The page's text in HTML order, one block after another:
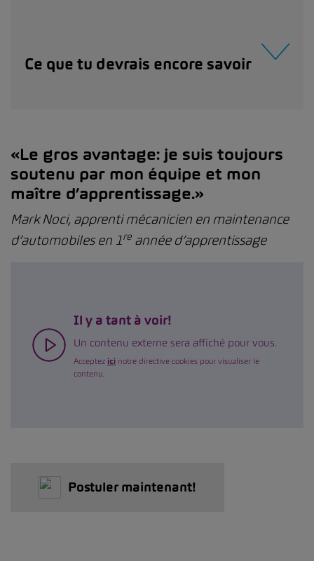
Ce que tu devrais encore savoir
«Le gros avantage: je suis toujours
soutenu par mon équipe et mon
maître d’apprentissage.»
Mark Noci, apprenti mécanicien en maintenance
d’automobiles en 1re année d’apprentissage
Il y a tant à voir!
Un contenu externe sera affiché pour vous.
Acceptez ici notre directive cookies pour visualiser le
contenu.
Postuler maintenant!